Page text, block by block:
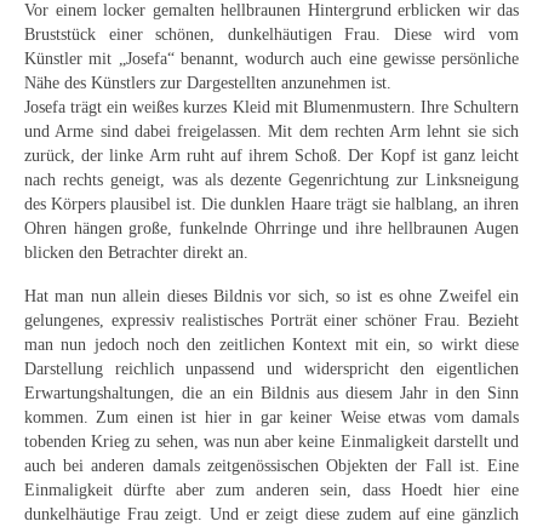
Unbekannt
Autographen / Dokumente
Herkunft & Wirkungsstätte
Berliner Künstler
Düsseldorfer Künstler
Fränkische Künstler
Hamburger Künstler
Münchner Künstler
Pfälzer Künstler
Schwäbische Künstler
Weitere
Vor einem locker gemalten hellbraunen Hintergrund erblicken wir das
Bruststück einer schönen, dunkelhäutigen Frau. Diese wird vom
Künstler mit „Josefa“ benannt, wodurch auch eine gewisse persönliche
Nähe des Künstlers zur Dargestellten anzunehmen ist.
Josefa trägt ein weißes kurzes Kleid mit Blumenmustern. Ihre Schultern
und Arme sind dabei freigelassen. Mit dem rechten Arm lehnt sie sich
zurück, der linke Arm ruht auf ihrem Schoß. Der Kopf ist ganz leicht
nach rechts geneigt, was als dezente Gegenrichtung zur Linksneigung
des Körpers plausibel ist. Die dunklen Haare trägt sie halblang, an ihren
Ohren hängen große, funkelnde Ohrringe und ihre hellbraunen Augen
blicken den Betrachter direkt an.
Hat man nun allein dieses Bildnis vor sich, so ist es ohne Zweifel ein
gelungenes, expressiv realistisches Porträt einer schöner Frau. Bezieht
man nun jedoch noch den zeitlichen Kontext mit ein, so wirkt diese
Darstellung reichlich unpassend und widerspricht den eigentlichen
Erwartungshaltungen, die an ein Bildnis aus diesem Jahr in den Sinn
kommen. Zum einen ist hier in gar keiner Weise etwas vom damals
tobenden Krieg zu sehen, was nun aber keine Einmaligkeit darstellt und
auch bei anderen damals zeitgenössischen Objekten der Fall ist. Eine
Einmaligkeit dürfte aber zum anderen sein, dass Hoedt hier eine
dunkelhäutige Frau zeigt. Und er zeigt diese zudem auf eine gänzlich